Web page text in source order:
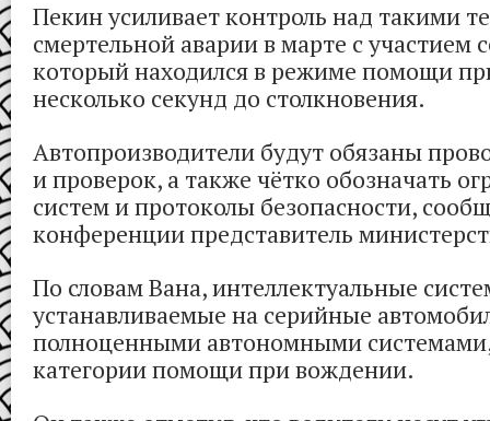
Пекин усиливает контроль над такими
смертельной аварии в марте с участием
который находился в режиме помощи
несколько секунд до столкновения.
Автопроизводители будут обязаны
и проверок, а также чётко обозначать
систем и протоколы безопасности,
конференции представитель
По словам Вана, интеллектуальные
устанавливаемые на серийные
полноценными автономными системами,
категории помощи при вождении.